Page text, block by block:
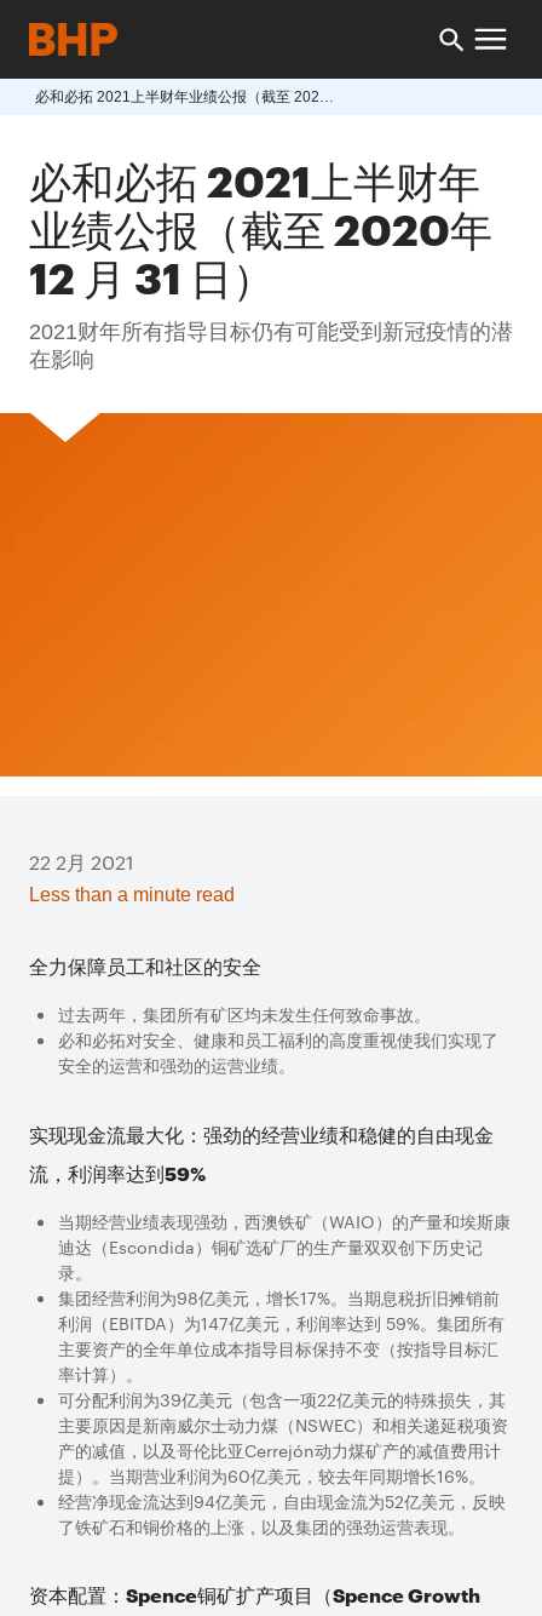
必和必拓 2021上半财年业绩公报（截至 2020年 12 月 31 日）
必和必拓 2021上半财年
业绩公报（截至 2020年
12 月 31 日）
2021财年所有指导目标仍有可能受到新冠疫情的潜
在影响
22 2月 2021
Less than a minute read
全力保障员工和社区的安全
过去两年 ，集团所有矿区均未发生任何致命事故。
必和必拓对安全、健康和员工福利的高度重视使我们实现了
安全的运营和强劲的运营业绩。
实现现金流最大化：强劲的经营业绩和稳健的自由现金
流，利润率达到59%
当期经营业绩表现强劲，西澳铁矿（WAIO）的产量和埃斯康
迪达（Escondida）铜矿选矿厂的生产量双双创下历史记
录。
集团经营利润为98亿美元，增长17%。当期息税折旧摊销前
利润（EBITDA）为147亿美元，利润率达到 59%。集团所有
主要资产的全年单位成本指导目标保持不变（按指导目标汇
率计算）。
可分配利润为39亿美元（包含一项22亿美元的特殊损失，其
主要原因是新南威尔士动力煤（NSWEC）和相关递延税项资
产的减值，以及哥伦比亚Cerrejón动力煤矿产的减值费用计
提）。 当期营业利润为60亿美元，较去年同期增长16%。
经营净现金流达到94亿美元，自由现金流为52亿美元，反映
了铁矿石和铜价格的上涨，以及集团的强劲运营表现。
资本配置： Spence铜矿扩产项目（Spence Growth